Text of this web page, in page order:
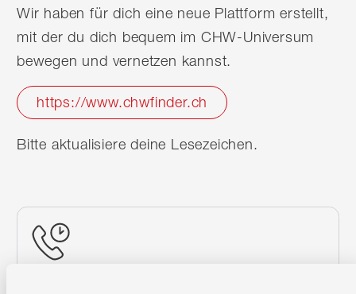
Wir haben für dich eine neue Plattform erstellt,
mit der du dich bequem im CHW-Universum
bewegen und vernetzen kannst.
https://www.chwfinder.ch
Bitte aktualisiere deine Lesezeichen.